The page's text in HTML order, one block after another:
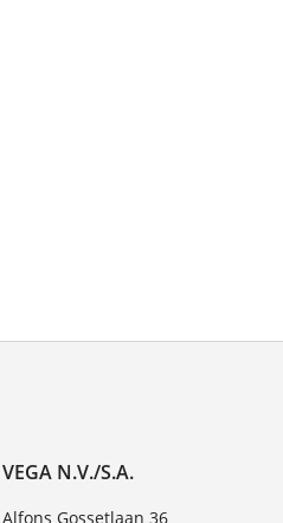
VEGA N.V./S.A.
Alfons Gossetlaan 36